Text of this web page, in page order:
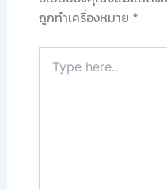
ถูกทำเครื่องหมาย *
here..